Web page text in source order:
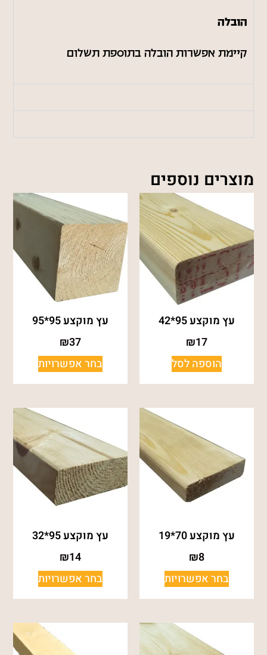
הובלה
קיימת אפשרות הובלה בתוספת תשלום
מוצרים נוספים
עץ מוקצע 95*42
₪17
הוספה לסל
עץ מוקצע 95*95
₪37
בחר אפשרויות
עץ מוקצע 70*19
₪8
בחר אפשרויות
עץ מוקצע 95*32
₪14
בחר אפשרויות